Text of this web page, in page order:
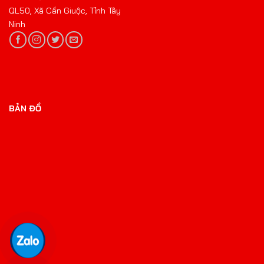
QL50, Xã Cần Giuộc, Tỉnh Tây
Ninh
BẢN ĐỒ